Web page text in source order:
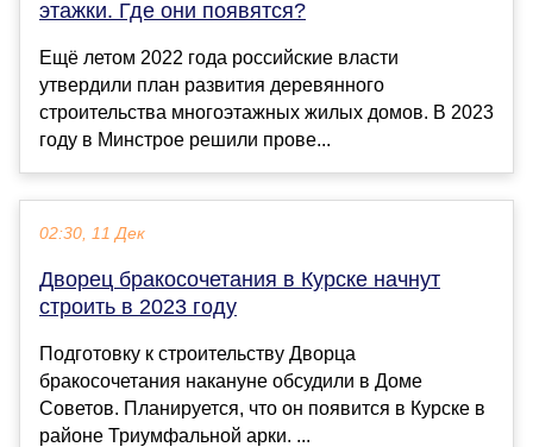
этажки. Где они появятся?
Ещё летом 2022 года российские власти
утвердили план развития деревянного
строительства многоэтажных жилых домов. В 2023
году в Минстрое решили прове...
02:30, 11 Дек
Дворец бракосочетания в Курске начнут
строить в 2023 году
Подготовку к строительству Дворца
бракосочетания накануне обсудили в Доме
Советов. Планируется, что он появится в Курске в
районе Триумфальной арки. ...